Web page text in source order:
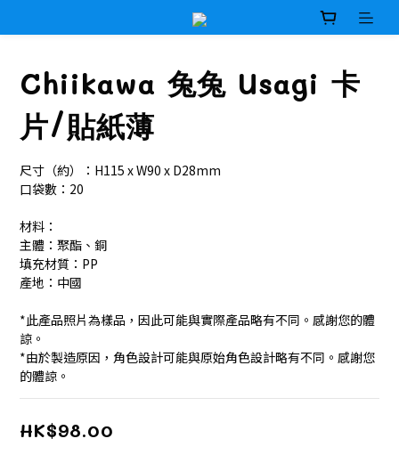
Chiikawa 兔兔 Usagi 卡
片/貼紙薄
尺寸（約）：H115 x W90 x D28mm
口袋數：20
材料：
主體：聚酯、銅
填充材質：PP
產地：中國
*此產品照片為樣品，因此可能與實際產品略有不同。感謝您的體
諒。
*由於製造原因，角色設計可能與原始角色設計略有不同。感謝您
的體諒。
HK$98.00